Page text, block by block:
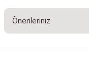
Önerileriniz